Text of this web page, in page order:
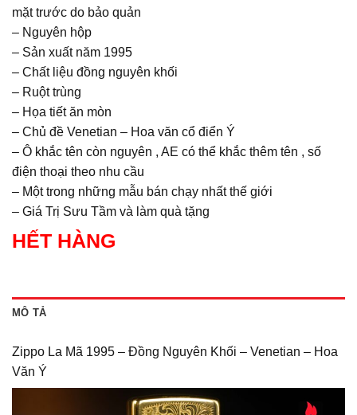
mặt trước do bảo quản
– Nguyên hộp
– Sản xuất năm 1995
– Chất liệu đồng nguyên khối
– Ruột trùng
– Họa tiết ăn mòn
– Chủ đề Venetian – Hoa văn cổ điển Ý
– Ô khắc tên còn nguyên , AE có thể khắc thêm tên , số
điện thoại theo nhu cầu
– Một trong những mẫu bán chạy nhất thế giới
– Giá Trị Sưu Tầm và làm quà tặng
HẾT HÀNG
MÔ TẢ
Zippo La Mã 1995 – Đồng Nguyên Khối – Venetian – Hoa
Văn Ý